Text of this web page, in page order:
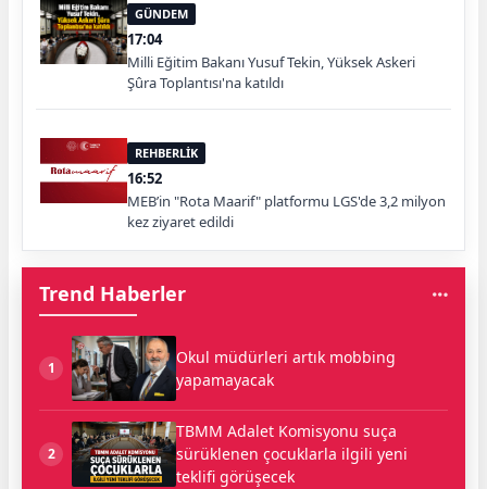
GÜNDEM
17:04
Milli Eğitim Bakanı Yusuf Tekin, Yüksek Askeri
Şûra Toplantısı'na katıldı
REHBERLİK
16:52
MEB’in "Rota Maarif" platformu LGS'de 3,2 milyon
kez ziyaret edildi
Trend Haberler
1
Okul müdürleri artık mobbing
yapamayacak
2
TBMM Adalet Komisyonu suça
sürüklenen çocuklarla ilgili yeni
teklifi görüşecek